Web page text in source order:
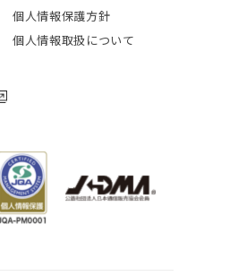
個人情報保護方針
個人情報取扱について